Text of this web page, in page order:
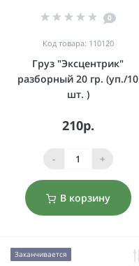
0
Код товара: 110120
Груз "Эксцентрик"
разборный 20 гр. (уп./10
шт. )
210р.
- +
В корзину
Заканчивается